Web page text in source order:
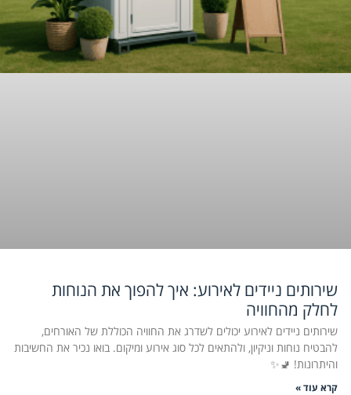
שירותים ניידים לאירוע: איך להפוך את הנוחות
לחלק מהחוויה
שירותים ניידים לאירוע יכולים לשדרג את החוויה הכוללת של האורחים,
להבטיח נוחות וניקיון, ולהתאים לכל סוג אירוע ומיקום. בואו נכיר את החשיבות
והיתרונות! 🚽✨
קרא עוד »